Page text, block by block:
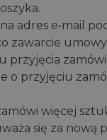
adres e‑mail
zawarcie
przyjęcia
o przyjęciu
więcej
się za nową